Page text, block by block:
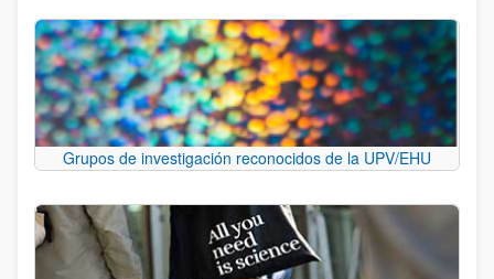
Grupos de investigación reconocidos de la UPV/EHU